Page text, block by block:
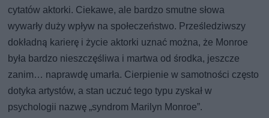
cytatów aktorki. Ciekawe, ale bardzo smutne słowa
wywarły duży wpływ na społeczeństwo. Prześledziwszy
dokładną karierę i życie aktorki uznać można, że Monroe
była bardzo nieszczęśliwa i martwa od środka, jeszcze
zanim… naprawdę umarła. Cierpienie w samotności często
dotyka artystów, a stan uczuć tego typu zyskał w
psychologii nazwę „syndrom Marilyn Monroe”.